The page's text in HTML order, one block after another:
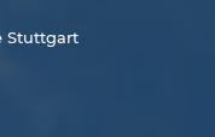
Stuttgart